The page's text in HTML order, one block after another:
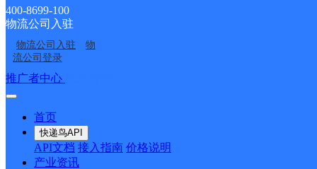
400-8699-100
物流公司入驻
物流公司入驻
物
流公司登录
推广者中心
首页
快递鸟API
API文档 接入指南 价格说明
产业资讯
张其寨邮政支局
溪湖邮政支局
彩屯邮政支局
接口API
API接口 DEMO下载
关于我们